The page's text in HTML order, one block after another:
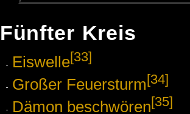
Fünfter Kreis
Eiswelle[33]
Großer Feuersturm[34]
Dämon beschwören[35]